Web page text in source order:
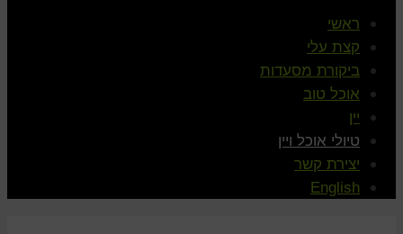
ראשי
קצת עלי
ביקורת מסעדות
אוכל טוב
יין
טיולי אוכל ויין
יצירת קשר
English